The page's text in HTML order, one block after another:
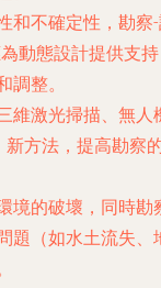
和不確定性，勘察
動態設計提供支
整。
維激光掃描、無人
新方法，提高勘察
境的破壞，同時勘
題（如水土流失、